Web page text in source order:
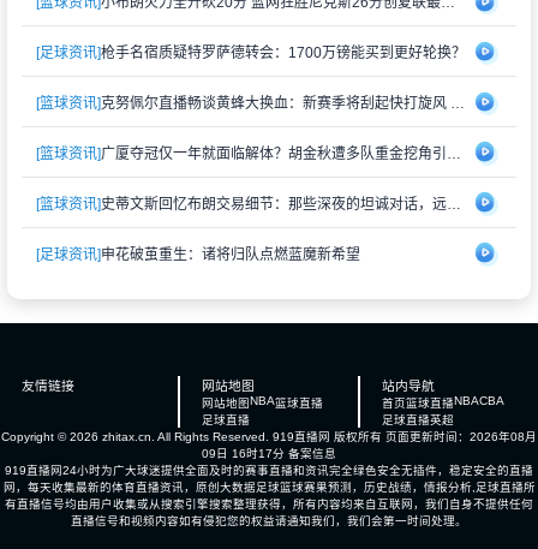
[足球资讯]枪手名宿质疑特罗萨德转会：1700万镑能买到更好轮换？
[篮球资讯] 克努佩尔直播畅谈黄蜂大换血：新赛季将刮起快打旋风 射手群蓄势待发
[篮球资讯] 广厦夺冠仅一年就面临解体？胡金秋遭多队重金挖角引猜测
[篮球资讯] 史蒂文斯回忆布朗交易细节：那些深夜的坦诚对话，远比想象中复杂
[足球资讯]申花破茧重生：诸将归队点燃蓝魔新希望
友情链接 网站地图
网站地图 NBA篮球直播
足球直播
站内导航
首页篮球直播NBACBA
足球直播英超
Copyright © 2026 zhitax.cn. All Rights Reserved. 919直播网 版权所有 页面更新时间：2026年08月
09日 16时17分 备案信息
919直播网24小时为广大球迷提供全面及时的赛事直播和资讯完全绿色安全无插件，稳定安全的直播
网，每天收集最新的体育直播资讯，原创大数据足球篮球赛果预测，历史战绩，情报分析,足球直播所
有直播信号均由用户收集或从搜索引擎搜索整理获得，所有内容均来自互联网，我们自身不提供任何
直播信号和视频内容如有侵犯您的权益请通知我们，我们会第一时间处理。